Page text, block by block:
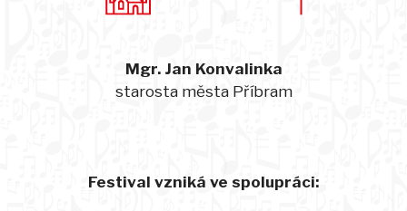
Mgr. Jan Konvalinka
starosta města Příbram
Festival vzniká ve spolupráci: